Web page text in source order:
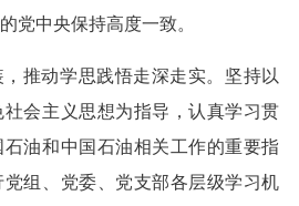
党中央保持高度一致。
推动学思践悟走深走实。坚持以
会主义思想为指导，认真学习贯
油和中国石油相关工作的重要指
组、党委、党支部各层级学习机